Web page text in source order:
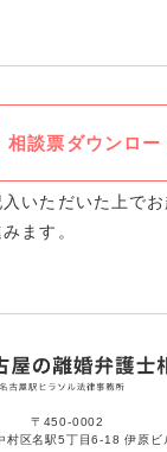
相談票ダウンロー
いただいた上でお
ます。
〒450-0002
村区名駅5丁目6-18 伊原ビ